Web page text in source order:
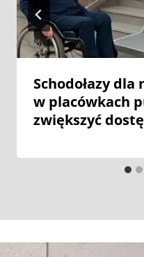
Schodołazy
w placówkach
zwiększyć